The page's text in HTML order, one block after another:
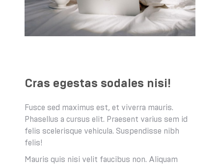
Cras egestas sodales nisi!
Fusce sed maximus est, et viverra mauris.
Phasellus a cursus elit. Praesent varius sem id
felis scelerisque vehicula. Suspendisse nibh
felis!
Mauris quis nisi velit faucibus non. Aliquam